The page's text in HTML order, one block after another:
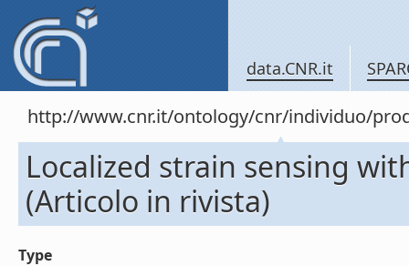
data.CNR.it
http://www.cnr.it/ontology/cnr/individuo/
Localized strain sensing
(Articolo in rivista)
Type